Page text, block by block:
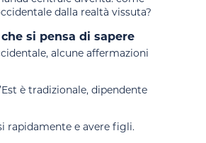
dalla realtà vissuta?
si pensa di sapere
alcune affermazioni
è tradizionale, dipendente
rapidamente e avere figli.